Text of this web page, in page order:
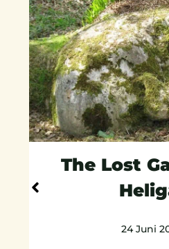
The Lost
24 Juni